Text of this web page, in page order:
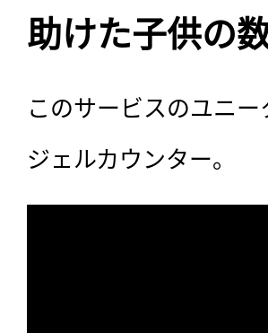
助けた子供の
このサービスのユニ
ジェルカウンター。